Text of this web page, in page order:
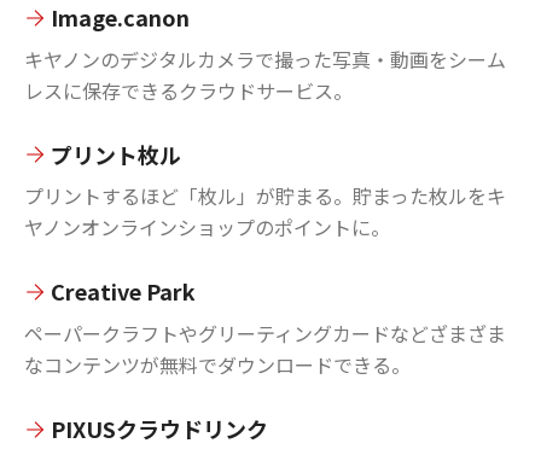
Image.canon
キヤノンのデジタルカメラで撮った写真・動画をシーム
レスに保存できるクラウドサービス。
プリント枚ル
プリントするほど「枚ル」が貯まる。貯まった枚ルをキ
ヤノンオンラインショップのポイントに。
Creative Park
ペーパークラフトやグリーティングカードなどざまざま
なコンテンツが無料でダウンロードできる。
PIXUSクラウドリンク